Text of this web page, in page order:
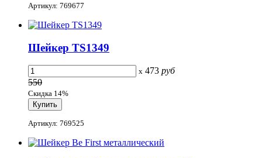
Артикул: 769677
Шейкер TS1349
x 473 руб
550
Скидка 14%
Артикул: 769525